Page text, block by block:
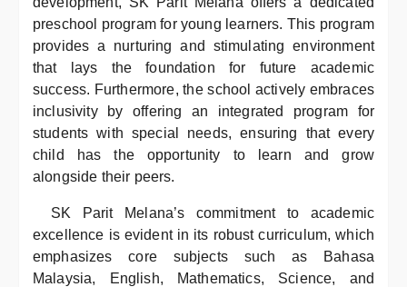
preschool program for young learners. This program
provides a nurturing and stimulating environment
that lays the foundation for future academic
success. Furthermore, the school actively embraces
inclusivity by offering an integrated program for
students with special needs, ensuring that every
child has the opportunity to learn and grow
alongside their peers.
SK Parit Melana’s commitment to academic
excellence is evident in its robust curriculum, which
emphasizes core subjects such as Bahasa
Malaysia, English, Mathematics, Science, and